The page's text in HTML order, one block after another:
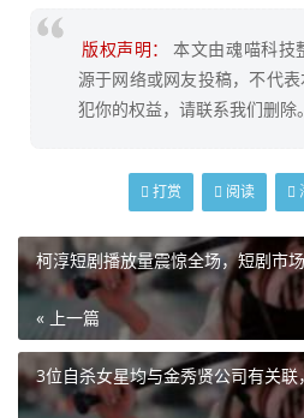
版权声明：
本文由魂喵科技
源于网络或网友投稿，不代
犯你的权益，请联系我们删除。
打赏 阅读
柯淳短剧播放量震惊全场，短剧市
« 上一篇
3位自杀女星均与金秀贤公司有关